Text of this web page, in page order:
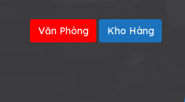
Văn Phòng Kho Hàng